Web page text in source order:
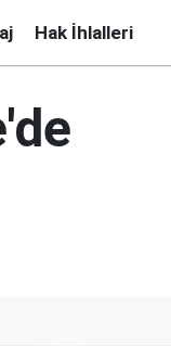
Hak İhlalleri